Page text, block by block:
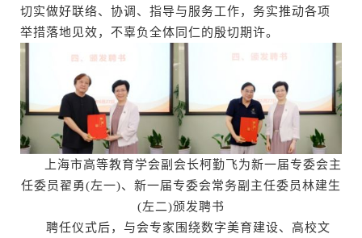
切实做好联络、协调、指导与服务工作，务实推动各项
举措落地见效，不辜负全体同仁的殷切期许。
上海市高等教育学会副会长柯勤飞为新一届专委会主
任委员翟勇(左一)、新一届专委会常务副主任委员林建生
(左二)颁发聘书
聘任仪式后，与会专家围绕数字美育建设、高校文